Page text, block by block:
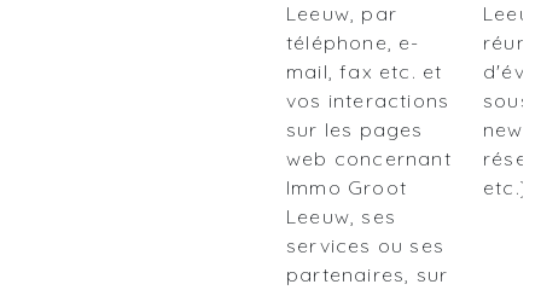
Leeuw, par
téléphone, e-
mail, fax etc. et
vos interactions
sur les pages
web concernant
Immo Groot
Leeuw, ses
services ou ses
partenaires, sur
etc.)